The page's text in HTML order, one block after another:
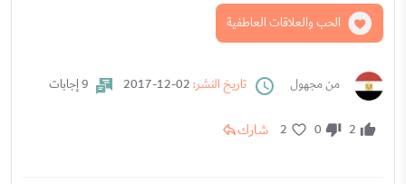
الحب والعلاقات العاطفية
من مجهول تاريخ النشر: 9 إجابات
2
0
2 شارك